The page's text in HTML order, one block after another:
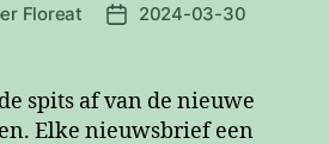
Floreat Berichtdatum
2024-03-30
spits af van de nieuwe
Elke nieuwsbrief een